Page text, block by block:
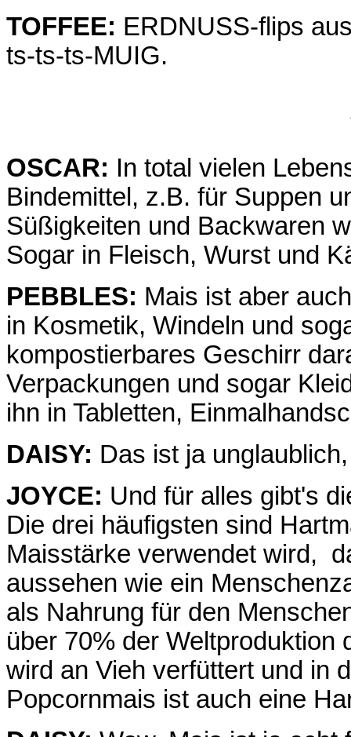
TOFFEE: ERDNUSS-flips
ts-ts-ts-MUIG.
OSCAR: In total vielen
Bindemittel, z.B. für Suppen
Süßigkeiten und Backwaren
Sogar in Fleisch, Wurst und
PEBBLES: Mais ist aber
in Kosmetik, Windeln und
kompostierbares Geschirr
Verpackungen und sogar
ihn in Tabletten,
DAISY: Das ist ja
JOYCE: Und für alles gibt's
Die drei häufigsten sind
Maisstärke verwendet wird,
aussehen wie ein
als Nahrung für den
über 70% der Weltproduktion
wird an Vieh verfüttert und in
Popcornmais ist auch eine